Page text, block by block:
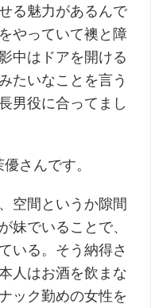
る魅力があるんで
やっていて襖と障
中はドアを開ける
たいなことを言う
男役に合ってまし
さんです。
空間というか隙間
妹でいることで、
いる。そう納得さ
人はお酒を飲まな
ック勤めの女性を